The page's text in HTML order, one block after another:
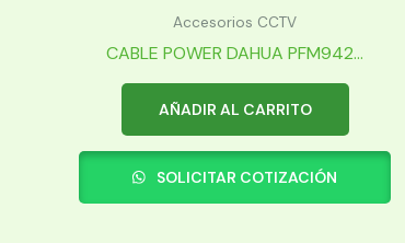
Accesorios CCTV
CABLE POWER DAHUA PFM942...
AÑADIR AL CARRITO
SOLICITAR COTIZACIÓN